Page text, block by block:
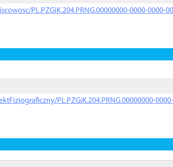
PL.PZGiK.204.PRNG.00000000-0000-0000-
PL.PZGiK.204.PRNG.00000000-